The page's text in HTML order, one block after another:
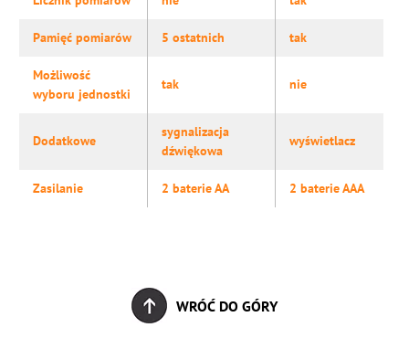
Pamięć pomiarów 5 ostatnich tak
Możliwość
wyboru jednostki
tak nie
Dodatkowe
sygnalizacja
dźwiękowa
wyświetlacz
Zasilanie 2 baterie AA 2 baterie AAA
WRÓĆ DO GÓRY